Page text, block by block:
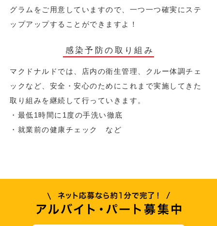
グラムをご用意していますので、一つ一つ確実にステ
ップアップすることができますよ！
感染予防の取り組み
マクドナルドでは、店内の衛生管理、クルー体調チェ
ックなど、安全・安心のためにこれまで実施してきた
取り組みを継続して行っていきます。
・最低1時間に1度の手洗い徹底
・就業前の健康チェック など